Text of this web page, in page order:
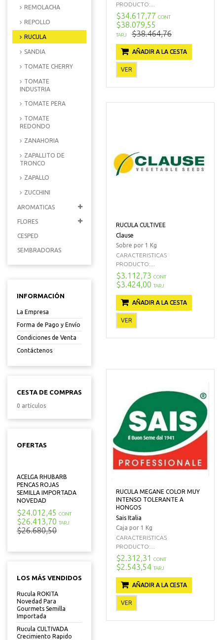
REMOLACHA
REPOLLO
RUCULA
SANDIA
TOMATE CHERRY
TOMATE
INDUSTRIA
TOMATE PERA
TOMATE
REDONDO
ZANAHORIA
ZAPALLITO DE
TRONCO
ZAPALLO
ZUCCHINI
AROMATICAS
FLORES
CESPED
SEMBRADORAS
INFORMACIÓN
La Empresa
Forma de Pago y Envío
Condiciones de Venta
Contáctenos
CESTA DE COMPRAS
0 artículos
OFERTAS
ACELGA RHUBARB
PENCAS ROJAS
SEMILLA IMPORTADA
NOVEDAD
$24.012,45 CONT
$26.413,70 TARJ
$26.680,50
LOS MÁS VENDIDOS
Rucula ROKITA
Novedad Para
Gourmets Semilla
Importada
Rucula CULTIVADA
Crecimiento Rapido
PRODUCTO:...
$34.617,77 CONT
$38.079,55
TARJ $38.464,76
AÑADIR A LA CESTA
VER
RUCULA CULTIVEE
Clause
Sobre por 1 Kg
CARACTERISTICAS
PRODUCTO:...
$3.112,73 CONT
$3.424,00 TARJ
AÑADIR A LA CESTA
VER
RUCULA MEGANE COLOR MUY
INTENSO TOLERANTE A
HONGOS
Sais Italia
Caja por 1 Kg
CARACTERISTICAS
PRODUCTO:...
$2.312,31 CONT
$2.543,54 TARJ
AÑADIR A LA CESTA
VER